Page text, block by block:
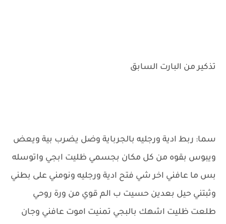
تذكير من البارت السابق
سما: ربط ادية ورجليه بالجرباية وضل يضرب بية ويعض
ويبوس بقوه من كل مكان بجسمي ظليت ابجي واتوسله
بس ما عافني اخر شي فتح ادية ورجليه ونومني على بطني
وثبتني حيل بعدين حسيت ب الم قوي من ورة روحي
طلعت ظليت اشهك بالبجي تمنيت اموت عافني وجان